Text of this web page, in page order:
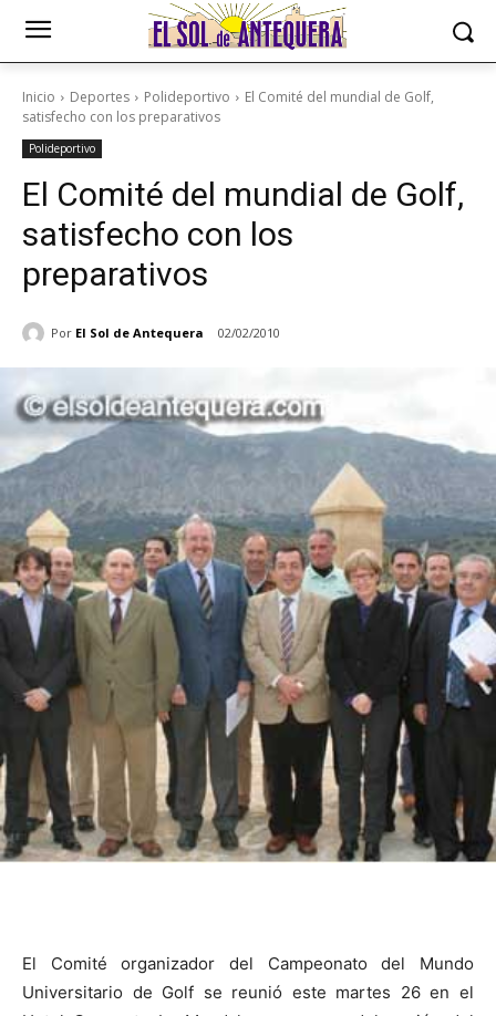
Inicio Deportes Polideportivo
El Comité del mundial de Golf,
satisfecho con los preparativos
Polideportivo
El Comité del mundial de Golf,
satisfecho con los
preparativos
Por El Sol de Antequera 02/02/2010
El Comité organizador del Campeonato del Mundo
Universitario de Golf se reunió este martes 26 en el